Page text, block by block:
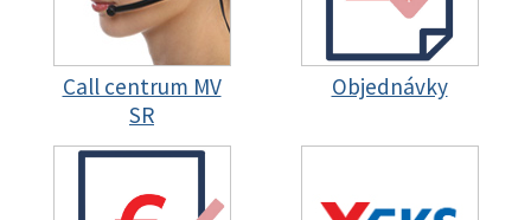
Call centrum MV
SR
Objednávky